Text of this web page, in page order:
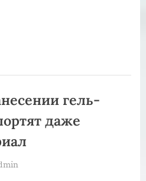
гель-
даже